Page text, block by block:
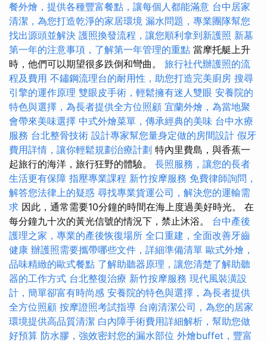
餐外燴，提供各種豐富餐點，讓每個人都能滿意 台中居家
清潔，為您打造乾淨的家居環境 漏水問題，專業團隊幫您
找出源頭並解決 護照換發流程，讓您順利拿到新護照 新墓
第一年的注意事項，了解第一年管理的重點 當摩托艇上升
時，他們可以期望很多跌倒和彎曲。 旅行社代辦護照的流
程及費用 不鏽鋼流理台的耐用性，助您打造完美廚房 搜尋
引擎的運作原理 雙眼皮手術，輕鬆擁有迷人雙眼 安養院的
特色與選擇，為長者提供全方位照顧 宜蘭外燴，為當地聚
會帶來美味選擇 中式外燴菜單，傳承經典的美味 台中水療
服務 台北整骨技術 設計專家幫您量身定做的房間設計 假牙
費用詳情，讓你輕鬆規劃治療計劃 特內里費島，與香蕉一
起旅行的海洋，旅行狂野的體驗。 長照服務，讓您的長者
生活更有保障 指壓專業課程 新竹按摩服務 免費律師詢問，
解答您法律上的疑惑 尋找專業貨運公司，解決您的運輸需
求 因此，通常需要10分鐘的時間在海上度過美好時光。 在
每分鐘九十次的黃光信號的情況下，禁止沐浴。 台中產後
護理之家，專業的產後恢復場所 全口重建，全面改善牙齒
健康 辦護照需要攜帶哪些文件，詳細準備清單 歐式外燴，
品味精緻的歐式餐點 了解助聽器原理，讓您清楚了解助聽
器的工作方式 台北整復治療 新竹按摩服務 現代風裝潢設
計，簡單卻富有時尚感 安養院的特色與選擇，為長者提供
全方位照顧 按摩證照考試指導 台南清潔公司，為您的居家
環境提供高品質清潔 白內障手術費用詳細解析，幫助您做
好預算 防水膠，強效密封您的漏水部位 外燴buffet，豐富